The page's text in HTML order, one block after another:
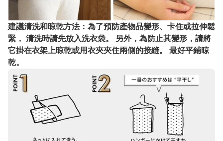
建議清洗和晾乾方法：為了預防產物品變形、卡住或拉伸鬆
緊， 清洗時請先放入洗衣袋。 另外，為防止其變形，請將
它掛在衣架上晾乾或用衣夾夾住兩側的接縫。 最好平鋪晾
乾。